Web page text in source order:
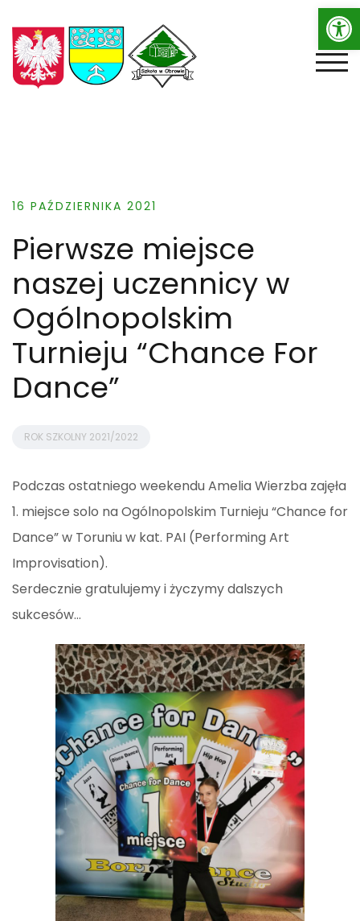
to
content
16 PAŹDZIERNIKA 2021
Pierwsze miejsce
naszej uczennicy w
Ogólnopolskim
Turnieju “Chance For
Dance”
ROK SZKOLNY 2021/2022
Podczas ostatniego weekendu Amelia Wierzba zajęła
1. miejsce solo na Ogólnopolskim Turnieju “Chance for
Dance” w Toruniu w kat. PAI (Performing Art
Improvisation).
Serdecznie gratulujemy i życzymy dalszych
sukcesów…